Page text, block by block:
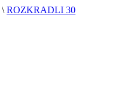
\ ROZKRADLI 30